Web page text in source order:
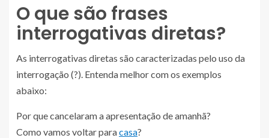
O que são frases
interrogativas diretas?
As interrogativas diretas são caracterizadas pelo uso da
interrogação (?). Entenda melhor com os exemplos
abaixo:
Por que cancelaram a apresentação de amanhã?
Como vamos voltar paracasa?